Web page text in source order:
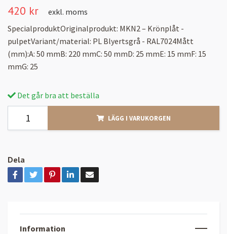
420 kr
exkl. moms
SpecialproduktOriginalprodukt: MKN2 – Krönplåt -
pulpetVariant/material: PL Blyertsgrå - RAL7024Mått
(mm):A: 50 mmB: 220 mmC: 50 mmD: 25 mmE: 15 mmF: 15
mmG: 25
Det går bra att beställa
LÄGG I VARUKORGEN
Dela
Information